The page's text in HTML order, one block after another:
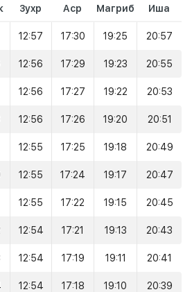
Зухр Аср Магриб Иша
12:57 17:30 19:25 20:57
12:56 17:29 19:23 20:55
12:56 17:27 19:22 20:53
12:56 17:26 19:20 20:51
12:55 17:25 19:18 20:49
12:55 17:24 19:17 20:47
12:55 17:22 19:15 20:45
12:54 17:21 19:13 20:43
12:54 17:19 19:11 20:41
12:54 17:18 19:10 20:39